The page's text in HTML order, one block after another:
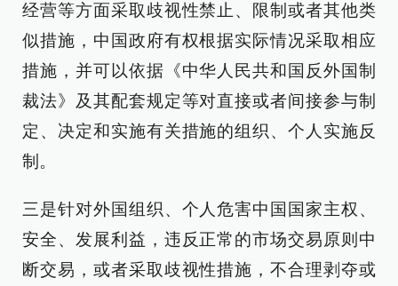
经营等方面采取歧视性禁止、限制或者其他类
似措施，中国政府有权根据实际情况采取相应
措施，并可以依据《中华人民共和国反外国制
裁法》及其配套规定等对直接或者间接参与制
定、决定和实施有关措施的组织、个人实施反
制。
三是针对外国组织、个人危害中国国家主权、
安全、发展利益，违反正常的市场交易原则中
断交易，或者采取歧视性措施，不合理剥夺或